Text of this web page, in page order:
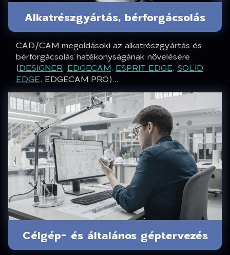
Alkatrészgyártás, bérforgácsolás
CAD/CAM megoldásoki az alkatrészgyártás és
bérforgácsolás hatékonyságának növelésére
(DESIGNER, EDGECAM, ESPRIT EDGE, SOLID
EDGE, EDGECAM PRO)...
Célgép- és általános géptervezés